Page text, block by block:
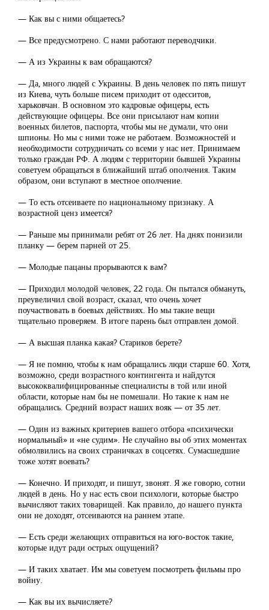
— Как вы с ними общаетесь?
— Все предусмотрено. С нами работают переводчики.
— А из Украины к вам обращаются?
— Да, много людей с Украины. В день человек по пять пишут
из Киева, чуть больше писем приходит от одесситов,
харьковчан. В основном это кадровые офицеры, есть
действующие офицеры. Все они присылают нам копии
военных билетов, паспорта, чтобы мы не думали, что они
шпионы. Но мы с ними тоже не работаем. Возможностей и
необходимости сотрудничать со всеми у нас нет. Принимаем
только граждан РФ. А людям с территории бывшей Украины
советуем обращаться в ближайший штаб ополчения. Таким
образом, они вступают в местное ополчение.
— То есть отсеиваете по национальному признаку. А
возрастной ценз имеется?
— Раньше мы принимали ребят от 26 лет. На днях понизили
планку — берем парней от 25.
— Молодые пацаны прорываются к вам?
— Приходил молодой человек, 22 года. Он пытался обмануть,
преувеличил свой возраст, сказал, что очень хочет
поучаствовать в боевых действиях. Но мы такие вещи
тщательно проверяем. В итоге парень был отправлен домой.
— А высшая планка какая? Стариков берете?
— Я не помню, чтобы к нам обращались люди старше 60. Хотя,
возможно, среди возрастного контингента и найдутся
высококвалифицированные специалисты в той или иной
области, которые нам бы не помешали. Но такие к нам не
обращались. Средний возраст наших вояк — от 35 лет.
— Один из важных критериев вашего отбора «психически
нормальный» и «не судим». Не случайно вы об этих моментах
обмолвились на своих страничках в соцсетях. Сумасшедшие
тоже хотят воевать?
— Конечно. И приходят, и пишут, звонят. Я же говорю, сотни
людей в день. Но у нас есть свои психологи, которые быстро
вычисляют таких товарищей. Как правило, до нашего пункта
они не доходят, отсеиваются на раннем этапе.
— Есть среди желающих отправиться на юго-восток такие,
которые идут ради острых ощущений?
— И таких хватает. Им мы советуем посмотреть фильмы про
войну.
— Как вы их вычисляете?